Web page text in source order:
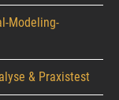
Modeling-
& Praxistest